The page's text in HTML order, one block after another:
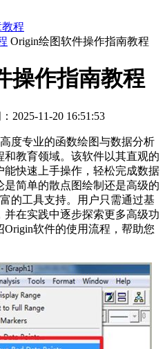
程
Origin绘图软件操作指南教程
操作指南教程
2025-11-20 16:51:53
度专业的函数绘图与数据分析
教育领域。该软件以其直观的
快速上手操作，轻松完成数据
简单的散点图绘制还是高级的
的工具支持。用户只需通过基
在实践中逐步探索更多高级功
软件的使用流程，帮助您